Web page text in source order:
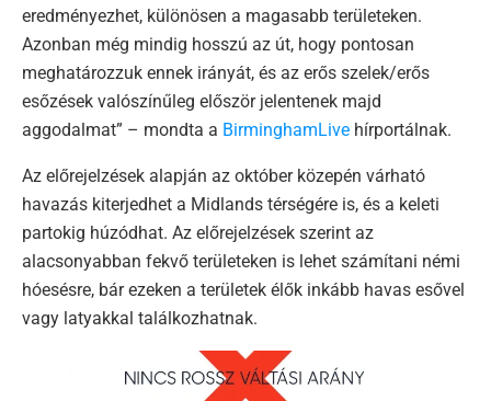
eredményezhet, különösen a magasabb területeken.
Azonban még mindig hosszú az út, hogy pontosan
meghatározzuk ennek irányát, és az erős szelek/erős
esőzések valószínűleg először jelentenek majd
aggodalmat” – mondta a BirminghamLive hírportálnak.
Az előrejelzések alapján az október közepén várható
havazás kiterjedhet a Midlands térségére is, és a keleti
partokig húzódhat. Az előrejelzések szerint az
alacsonyabban fekvő területeken is lehet számítani némi
hóesésre, bár ezeken a területek élők inkább havas esővel
vagy latyakkal találkozhatnak.